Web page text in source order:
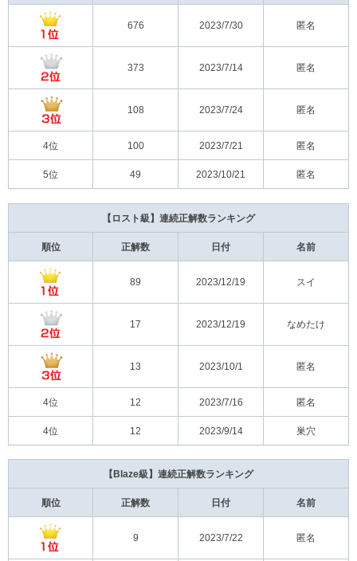
676 2023/7/30 匿名
373 2023/7/14 匿名
108 2023/7/24 匿名
4位 100 2023/7/21 匿名
5位 49 2023/10/21 匿名
【ロスト級】連続正解数ランキング
順位 正解数 日付 名前
89 2023/12/19 スイ
17 2023/12/19 なめたけ
13 2023/10/1 匿名
4位 12 2023/7/16 匿名
4位 12 2023/9/14 巣穴
【Blaze級】連続正解数ランキング
順位 正解数 日付 名前
9 2023/7/22 匿名